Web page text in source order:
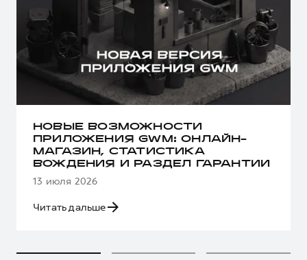
НОВЫЕ ВОЗМОЖНОСТИ
ПРИЛОЖЕНИЯ GWM: ОНЛАЙН-
МАГАЗИН, СТАТИСТИКА
ВОЖДЕНИЯ И РАЗДЕЛ ГАРАНТИИ
13 июля 2026
Читать дальше